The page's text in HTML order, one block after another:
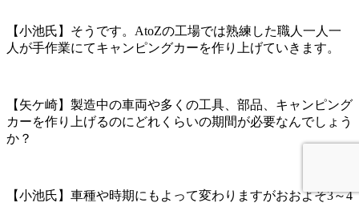
【小池氏】そうです。AtoZの工場では熟練した職人一人一
人が手作業にてキャンピングカーを作り上げていきます。
【矢ケ崎】製造中の車両や多くの工具、部品、キャンピング
カーを作り上げるのにどれくらいの期間が必要なんでしょう
か？
【小池氏】車種や時期にもよって変わりますがおおよそ3～4